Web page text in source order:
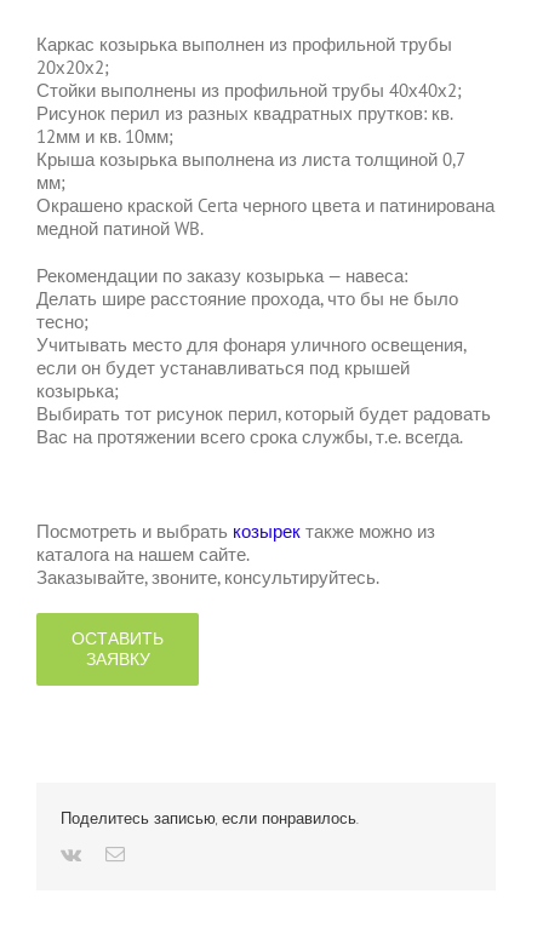
Каркас козырька выполнен из профильной трубы
20х20х2;
Стойки выполнены из профильной трубы 40х40х2;
Рисунок перил из разных квадратных прутков: кв.
12мм и кв. 10мм;
Крыша козырька выполнена из листа толщиной 0,7
мм;
Окрашено краской Certa черного цвета и патинирована
медной патиной WB.
Рекомендации по заказу козырька — навеса:
Делать шире расстояние прохода, что бы не было
тесно;
Учитывать место для фонаря уличного освещения,
если он будет устанавливаться под крышей
козырька;
Выбирать тот рисунок перил, который будет радовать
Вас на протяжении всего срока службы, т.е. всегда.
Посмотреть и выбрать козырек также можно из
каталога на нашем сайте.
Заказывайте, звоните, консультируйтесь.
ОСТАВИТЬ
ЗАЯВКУ
Поделитесь записью, если понравилось.
Vk Email